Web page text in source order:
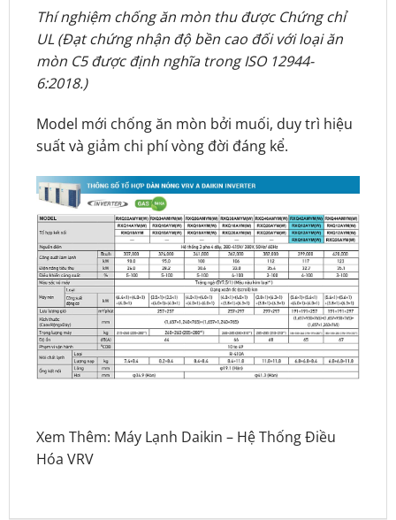
Thí nghiệm chống ăn mòn thu được Chứng chỉ
UL (Đạt chứng nhận độ bền cao đối với loại ăn
mòn C5 được định nghĩa trong ISO 12944-
6:2018.)
Model mới chống ăn mòn bởi muối, duy trì hiệu
suất và giảm chi phí vòng đời đáng kể.
Xem Thêm: Máy Lạnh Daikin – Hệ Thống Điều
Hóa VRV